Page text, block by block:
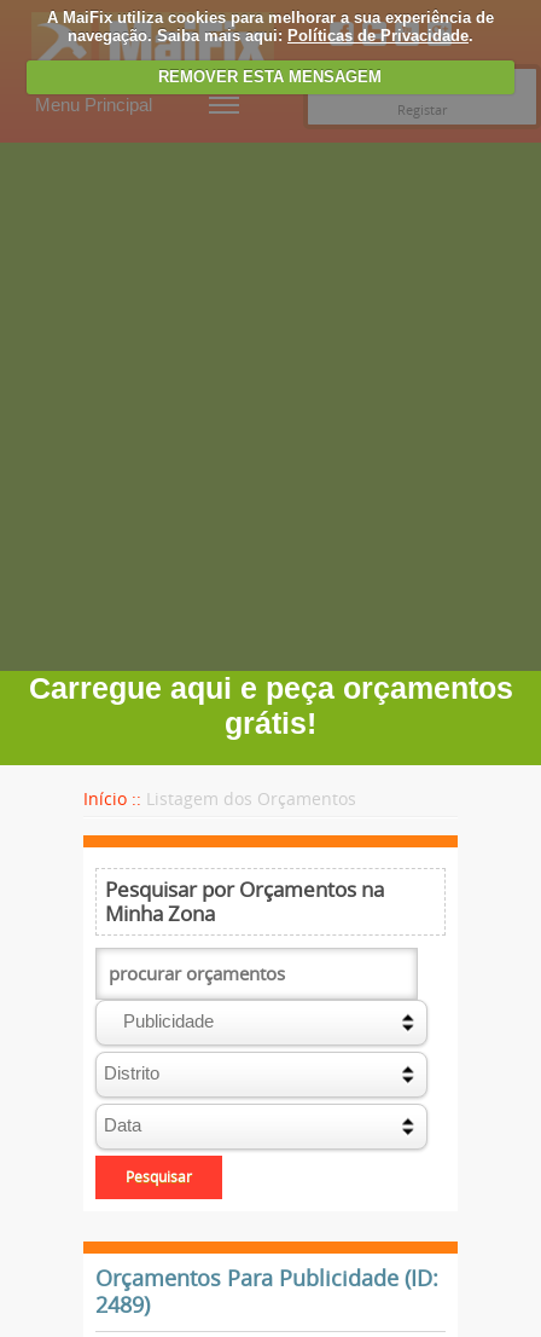
A MaiFix utiliza cookies para melhorar a sua experiência de
navegação. Saiba mais aqui: Políticas de Privacidade.
REMOVER ESTA MENSAGEM
Menu Principal
Registar
Carregue aqui e peça orçamentos
grátis!
Início :: Listagem dos Orçamentos
Pesquisar por Orçamentos na
Minha Zona
Orçamentos Para Publicidade (ID:
2489)